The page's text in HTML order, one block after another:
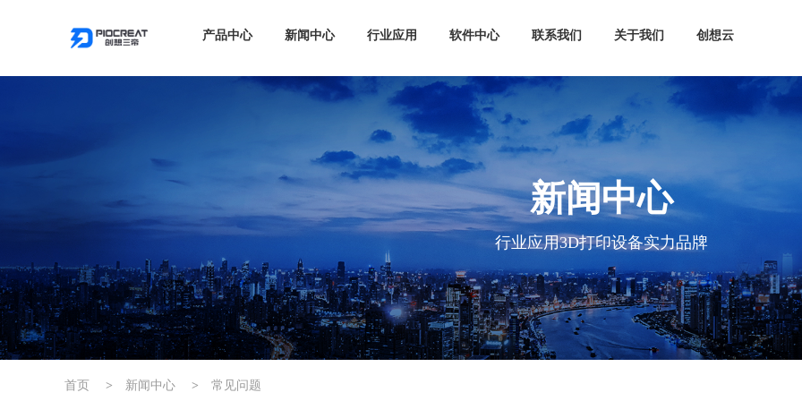
产品中心 新闻中心 行业应用 软件中心 联系我们 关于我们 创想云
新闻中心
行业应用3D打印设备实力品牌
首页 > 新闻中心 > 常见问题